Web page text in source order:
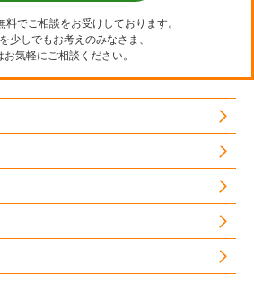
でご相談をお受けしております。
少しでもお考えのみなさま、
お気軽にご相談ください。